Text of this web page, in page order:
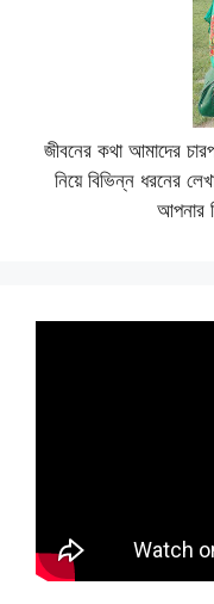
জীবনের কথা আমাদের
নিয়ে বিভিন্ন ধরনের
আপনার